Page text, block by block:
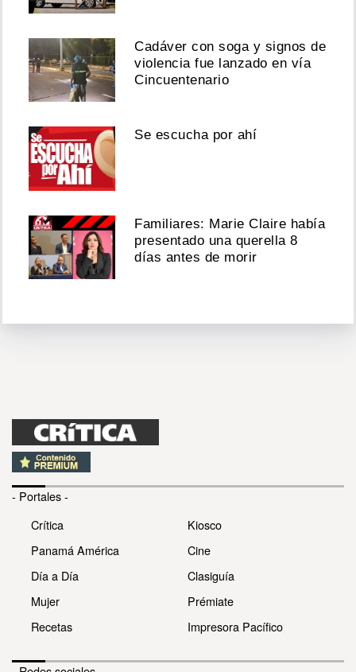
Cadáver con soga y signos de
violencia fue lanzado en vía
Cincuentenario
Se escucha por ahí
Familiares: Marie Claire había
presentado una querella 8
días antes de morir
- Portales -
Crítica
Panamá América
Día a Día
Mujer
Recetas
Kiosco
Cine
Clasiguía
Prémiate
Impresora Pacífico